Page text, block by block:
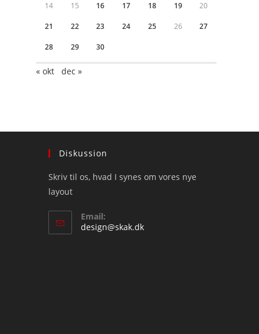
14 15 16 17 18 19 20
21 22 23 24 25 26 27
28 29 30
« okt dec »
Diskussion
Skriv til os, hvad I synes om vores nye
layout
Email:
design@skak.dkOpens